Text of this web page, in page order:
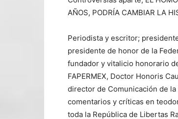
AÑOS, PODRÍA CAMBIAR LA
Periodista y escritor;
presidente de honor de la
fundador y vitalicio honorario
FAPERMEX, Doctor Honoris
director de Comunicación de
comentarios y críticas en
toda la República de Libertas